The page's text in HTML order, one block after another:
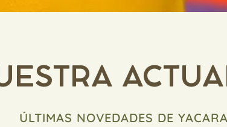
ÚLTIMAS NOVEDADES DE